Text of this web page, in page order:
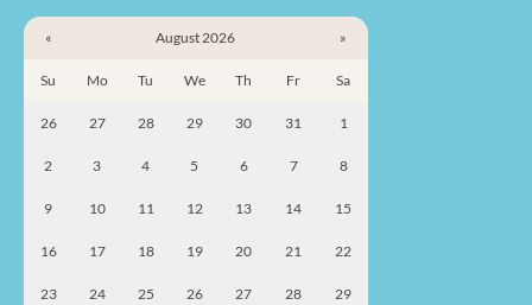
« August 2026 »
Su Mo Tu We Th Fr Sa
26 27 28 29 30 31 1
2 3 4 5 6 7 8
9 10 11 12 13 14 15
16 17 18 19 20 21 22
23 24 25 26 27 28 29